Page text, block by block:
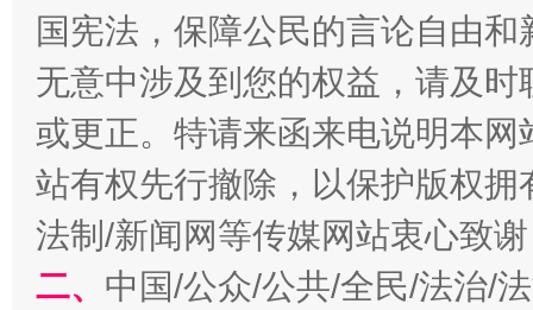
千年窑火 生生不息 一
国宪法，保障公民的言论自由
无意中涉及到您的权益，请及
或更正。特请来函来电说明本
站有权先行撤除，以保护版权
法制/新闻网等传媒网站衷心致
二、 中国/公众/公共/全民/法治/